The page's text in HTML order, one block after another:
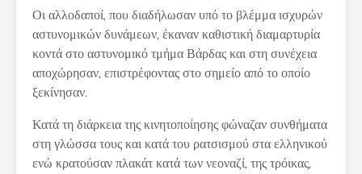
Οι αλλοδαποί, που διαδήλωσαν υπό το βλέμμα ισχυρών
αστυνομικών δυνάμεων, έκαναν καθιστική διαμαρτυρία
κοντά στο αστυνομικό τμήμα Βάρδας και στη συνέχεια
αποχώρησαν, επιστρέφοντας στο σημείο από το οποίο
ξεκίνησαν.
Κατά τη διάρκεια της κινητοποίησης φώναζαν συνθήματα
στη γλώσσα τους και κατά του ρατσισμού στα ελληνικού
ενώ κρατούσαν πλακάτ κατά των νεοναζί, της τρόικας,